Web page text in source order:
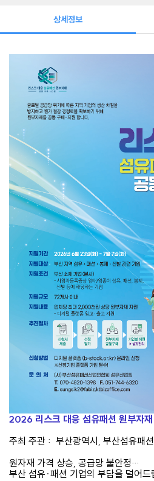
상세정보
2026 리스크 대응 섬유패션 원부자
주최 주관 : 부산광역시, 부산섬유패
원자재 가격 상승, 공급망 불안정…
부산 섬유·패션 기업의 부담을 덜어드